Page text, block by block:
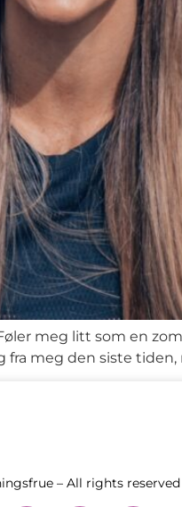
meg litt som en
meg den siste
– All rights reserved